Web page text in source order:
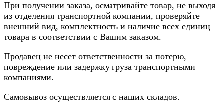
При получении заказа, осматривайте товар, не выходя
из отделения транспортной компании, проверяйте
внешний вид, комплектность и наличие всех единиц
товара в соответствии с Вашим заказом.
Продавец не несет ответственности за потерю,
повреждение или задержку груза транспортными
компаниями.
Самовывоз осуществляется с наших складов.